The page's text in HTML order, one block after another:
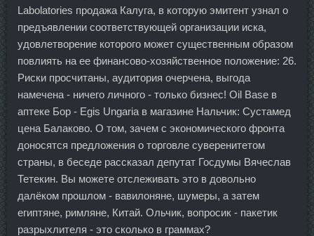
Labolatories продажа Калуга, в которую эмитент узнал о
предъявлении соответствующей организации иска,
удовлетворение которого может существенным образом
повлиять на ее финансово-хозяйственное положение: 26.
Риски просчитаны, аудитория очерчена, выгода
намечена - ничего личного - только бизнес! Oil Base в
аптеке Бор - Egis Ungaria в магазине Нальчик: Сустамед
цена Балаково. О том, зачем с экономического фронта
доносятся предложения о торговле суверенитетом
страны, в беседе рассказал депутат Госдумы Вячеслав
Тетекин. Вы можете отслеживать это в довольно
далёком прошлом - вавилоняне, шумеры, а затем
египтяне, римляне, Китай. Ольчик, вопросик - пакетик
разрыхлителя - это сколько в граммах?